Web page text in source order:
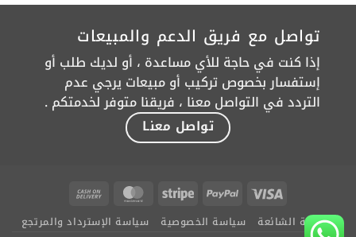
تواصل مع فريق الدعم والمبيعات
إذا كنت في حاجة للأي مساعدة ، أو لديك طلب أو
إستفسار بخصوص تركيب أو مبيعات يرجي عدم
التردد في التواصل معنا ، فريقنا متوفر لخدمتكم .
تواصل معنـا
Visa
PayPal
Stripe
MasterCard
Delivery
الأسئلة الشائعة سياسة الخصوصية سياسة الإسترداد والمرتجع